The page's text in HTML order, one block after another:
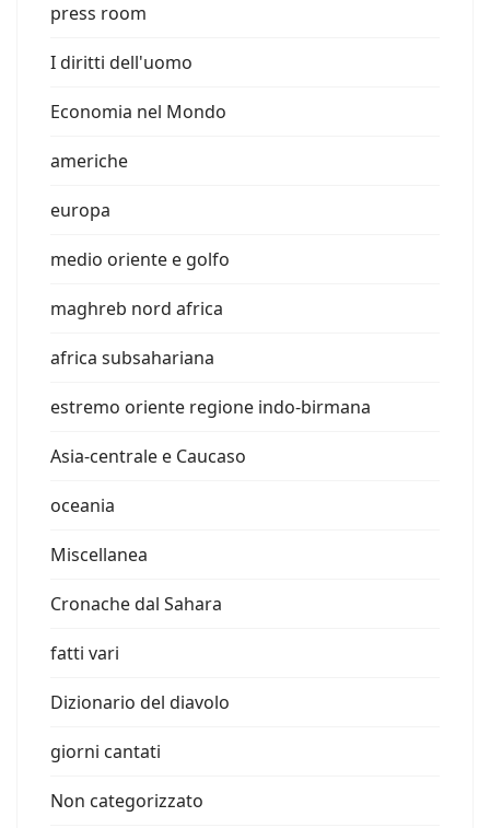
press room
I diritti dell'uomo
Economia nel Mondo
americhe
europa
medio oriente e golfo
maghreb nord africa
africa subsahariana
estremo oriente regione indo-birmana
Asia-centrale e Caucaso
oceania
Miscellanea
Cronache dal Sahara
fatti vari
Dizionario del diavolo
giorni cantati
Non categorizzato